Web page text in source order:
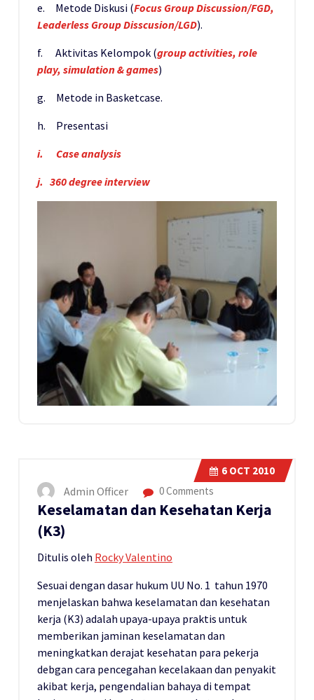
e. Metode Diskusi (Focus Group Discussion/FGD,
Leaderless Group Disscusion/LGD).
f. Aktivitas Kelompok (group activities, role
play, simulation & games)
g. Metode in Basketcase.
h. Presentasi
i.
Case analysis
j. 360 degree interview
6 OCT 2010
Admin Officer 0 Comments
Keselamatan dan Kesehatan Kerja
(K3)
Ditulis oleh Rocky Valentino
Sesuai dengan dasar hukum UU No. 1 tahun 1970
menjelaskan bahwa keselamatan dan kesehatan
kerja (K3) adalah upaya-upaya praktis untuk
memberikan jaminan keselamatan dan
meningkatkan derajat kesehatan para pekerja
debgan cara pencegahan kecelakaan dan penyakit
akibat kerja, pengendalian bahaya di tempat